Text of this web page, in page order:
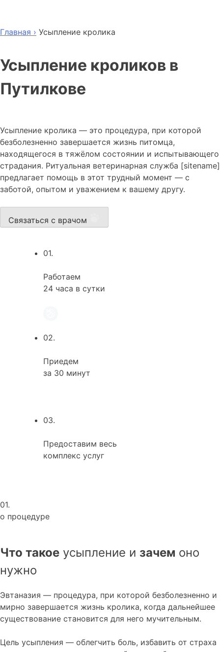
Главная › Усыпление кролика
Усыпление кроликов в
Путилкове
Усыпление кролика — это процедура, при которой
безболезненно завершается жизнь питомца,
находящегося в тяжёлом состоянии и испытывающего
страдания. Ритуальная ветеринарная служба [sitename]
предлагает помощь в этот трудный момент — с
заботой, опытом и уважением к вашему другу.
Связаться с врачом
01.
Работаем
24 часа в сутки
02.
Приедем
за 30 минут
03.
Предоставим весь
комплекс услуг
01.
о процедуре
Что такое усыпление и зачем оно
нужно
Эвтаназия — процедура, при которой безболезненно и
мирно завершается жизнь кролика, когда дальнейшее
существование становится для него мучительным.
Цель усыпления — облегчить боль, избавить от страха